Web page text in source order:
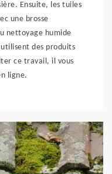
Ensuite, les tuiles
une brosse
nettoyage humide
des produits
ce travail, il vous
ligne.